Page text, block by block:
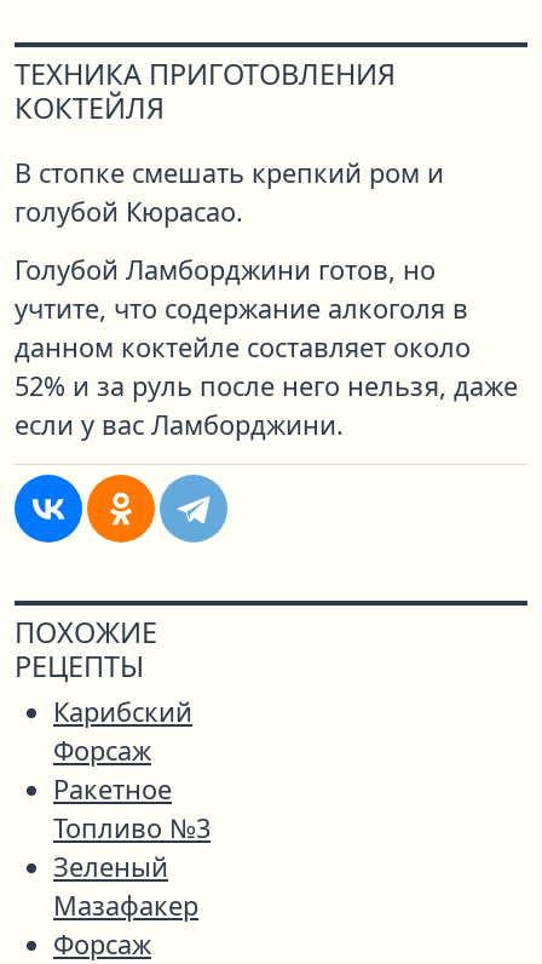
ТЕХНИКА ПРИГОТОВЛЕНИЯ
КОКТЕЙЛЯ
В стопке смешать крепкий ром и
голубой Кюрасао.
Голубой Ламборджини готов, но
учтите, что содержание алкоголя в
данном коктейле составляет около
52% и за руль после него нельзя, даже
если у вас Ламборджини.
ПОХОЖИЕ
РЕЦЕПТЫ
Карибский
Форсаж
Ракетное
Топливо №3
Зеленый
Мазафакер
Форсаж